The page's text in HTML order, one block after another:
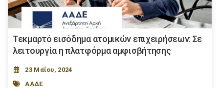
Τεκμαρτό εισόδημα ατομικών επιχειρήσεων: Σε
λειτουργία η πλατφόρμα αμφισβήτησης
23 Μαΐου, 2024
ΑΑΔΕ